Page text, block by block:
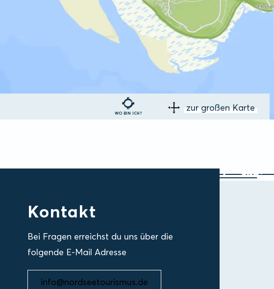
WO BIN ICH? zur großen Karte
Kontakt
Bei Fragen erreichst du uns über die
folgende E-Mail Adresse
info@nordseetourismus.de